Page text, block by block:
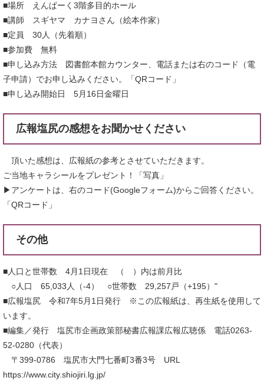
■場所 えんぱーく3階多目的ホール
■講師 スギヤマ カナヨさん（絵本作家）
■定員 30人（先着順）
■参加費 無料
■申し込み方法 図書館本館カウンター、電話または右のコード（電
子申請）でお申し込みください。「QRコード」
■申し込み開始日 5月16日金曜日
広報塩尻の感想をお聞かせください
頂いた感想は、広報紙の参考とさせていただきます。
ご当地キャラシールをプレゼント！「写真」
▶アンケートは、右のコード(Googleフォーム)からご回答ください。
「QRコード」
その他
■人口と世帯数 4月1日現在 （ ）内は前月比
○人口 65,033人（-4） ○世帯数 29,257戸（+195）"
■広報塩尻 令和7年5月1日発行 ※この広報紙は、再生紙を使用して
います。
■編集／発行 塩尻市企画政策部秘書広報課広報広聴係 電話0263-
52-0280（代表）
〒399-0786 塩尻市大門七番町3番3号 URL
https://www.city.shiojiri.lg.jp/